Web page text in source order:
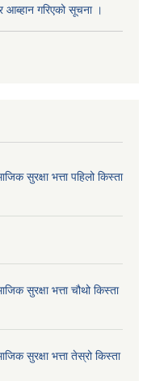
आब्हान गरिएको सूचना ।
सुरक्षा भत्ता पहिलो किस्ता
सुरक्षा भत्ता चौथो किस्ता
सुरक्षा भत्ता तेस्रो किस्ता